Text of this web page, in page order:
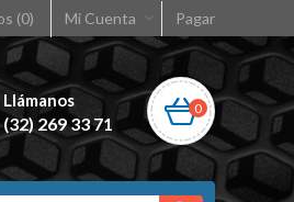
(0) Mi Cuenta Pagar
Llámanos
(32) 269 33 71
0